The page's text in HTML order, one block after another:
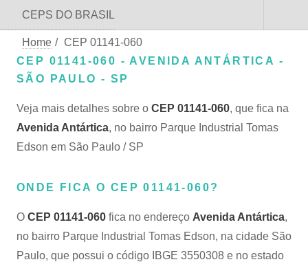
CEPS DO BRASIL
Home / CEP 01141-060
CEP 01141-060 - AVENIDA ANTÁRTICA -
SÃO PAULO - SP
Veja mais detalhes sobre o CEP 01141-060, que fica na
Avenida Antártica, no bairro Parque Industrial Tomas
Edson em São Paulo / SP
ONDE FICA O CEP 01141-060?
O CEP 01141-060 fica no endereço Avenida Antártica,
no bairro Parque Industrial Tomas Edson, na cidade São
Paulo, que possui o código IBGE 3550308 e no estado